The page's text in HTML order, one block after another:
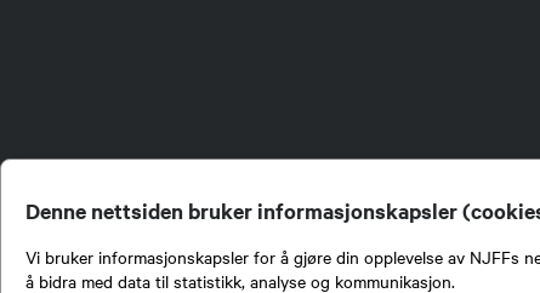
Denne nettsiden bruker informasjonskapsler
Vi bruker informasjonskapsler for å gjøre din opplevelse av NJFFs
å bidra med data til statistikk, analyse og kommunikasjon.